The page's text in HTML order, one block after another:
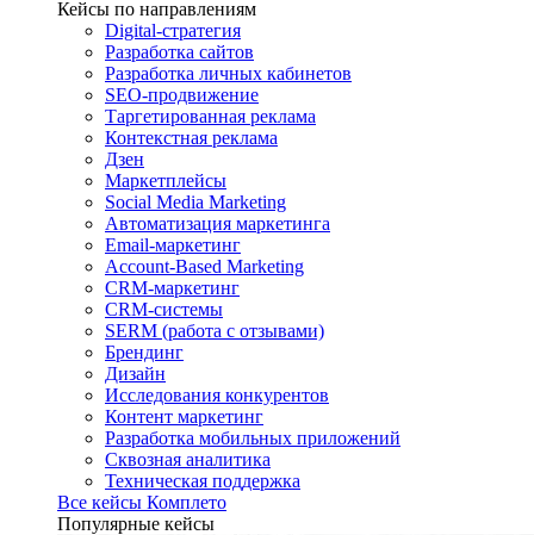
Кейсы по направлениям
Digital-стратегия
Разработка сайтов
Разработка личных кабинетов
SEO-продвижение
Таргетированная реклама
Контекстная реклама
Дзен
Маркетплейсы
Social Media Marketing
Автоматизация маркетинга
Email-маркетинг
Account-Based Marketing
CRM-маркетинг
CRM-системы
SERM (работа с отзывами)
Брендинг
Дизайн
Исследования конкурентов
Контент маркетинг
Разработка мобильных приложений
Сквозная аналитика
Техническая поддержка
Все кейсы Комплето
Популярные кейсы